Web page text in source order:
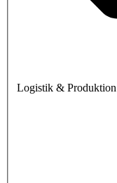
Logistik & Produktion